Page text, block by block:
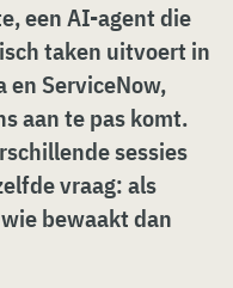
een AI-agent die
taken uitvoert in
en ServiceNow,
aan te pas komt.
sessies
vraag: als
bewaakt dan